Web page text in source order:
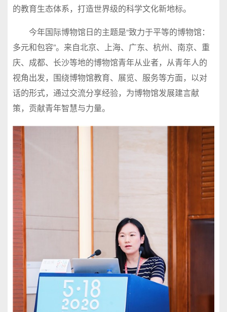
的教育生态体系，打造世界级的科学文化新地标。
今年国际博物馆日的主题是“致力于平等的博物馆：
多元和包容”。来自北京、上海、广东、杭州、南京、重
庆、成都、长沙等地的博物馆青年从业者，从青年人的
视角出发，围绕博物馆教育、展览、服务等方面，以对
话的形式，通过交流分享经验，为博物馆发展建言献
策，贡献青年智慧与力量。